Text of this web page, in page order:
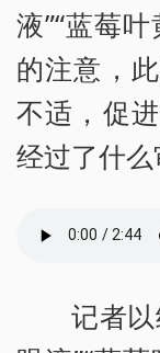
液”“蓝莓
的注意，
不适，促
经过了什么
记者